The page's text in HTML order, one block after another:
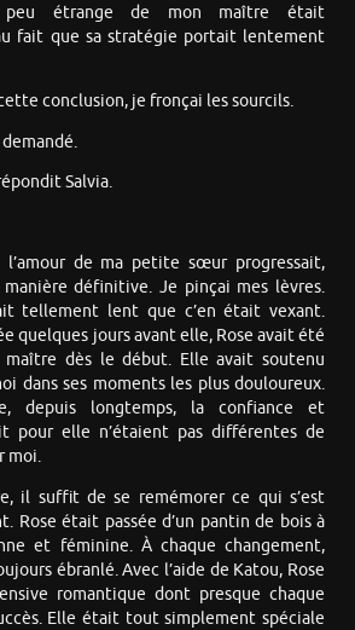
peu étrange de mon maître était
fait que sa stratégie portait lentement
conclusion, je fronçai les sourcils.
Salvia.
l’amour de ma petite sœur progressait,
définitive. Je pinçai mes lèvres.
tellement lent que c’en était vexant.
quelques jours avant elle, Rose avait été
dès le début. Elle avait soutenu
dans ses moments les plus douloureux.
depuis longtemps, la confiance et
pour elle n’étaient pas différentes de
moi.
il suffit de se remémorer ce qui s’est
Rose était passée d’un pantin de bois à
et féminine. À chaque changement,
ébranlé. Avec l’aide de Katou, Rose
romantique dont presque chaque
Elle était tout simplement spéciale